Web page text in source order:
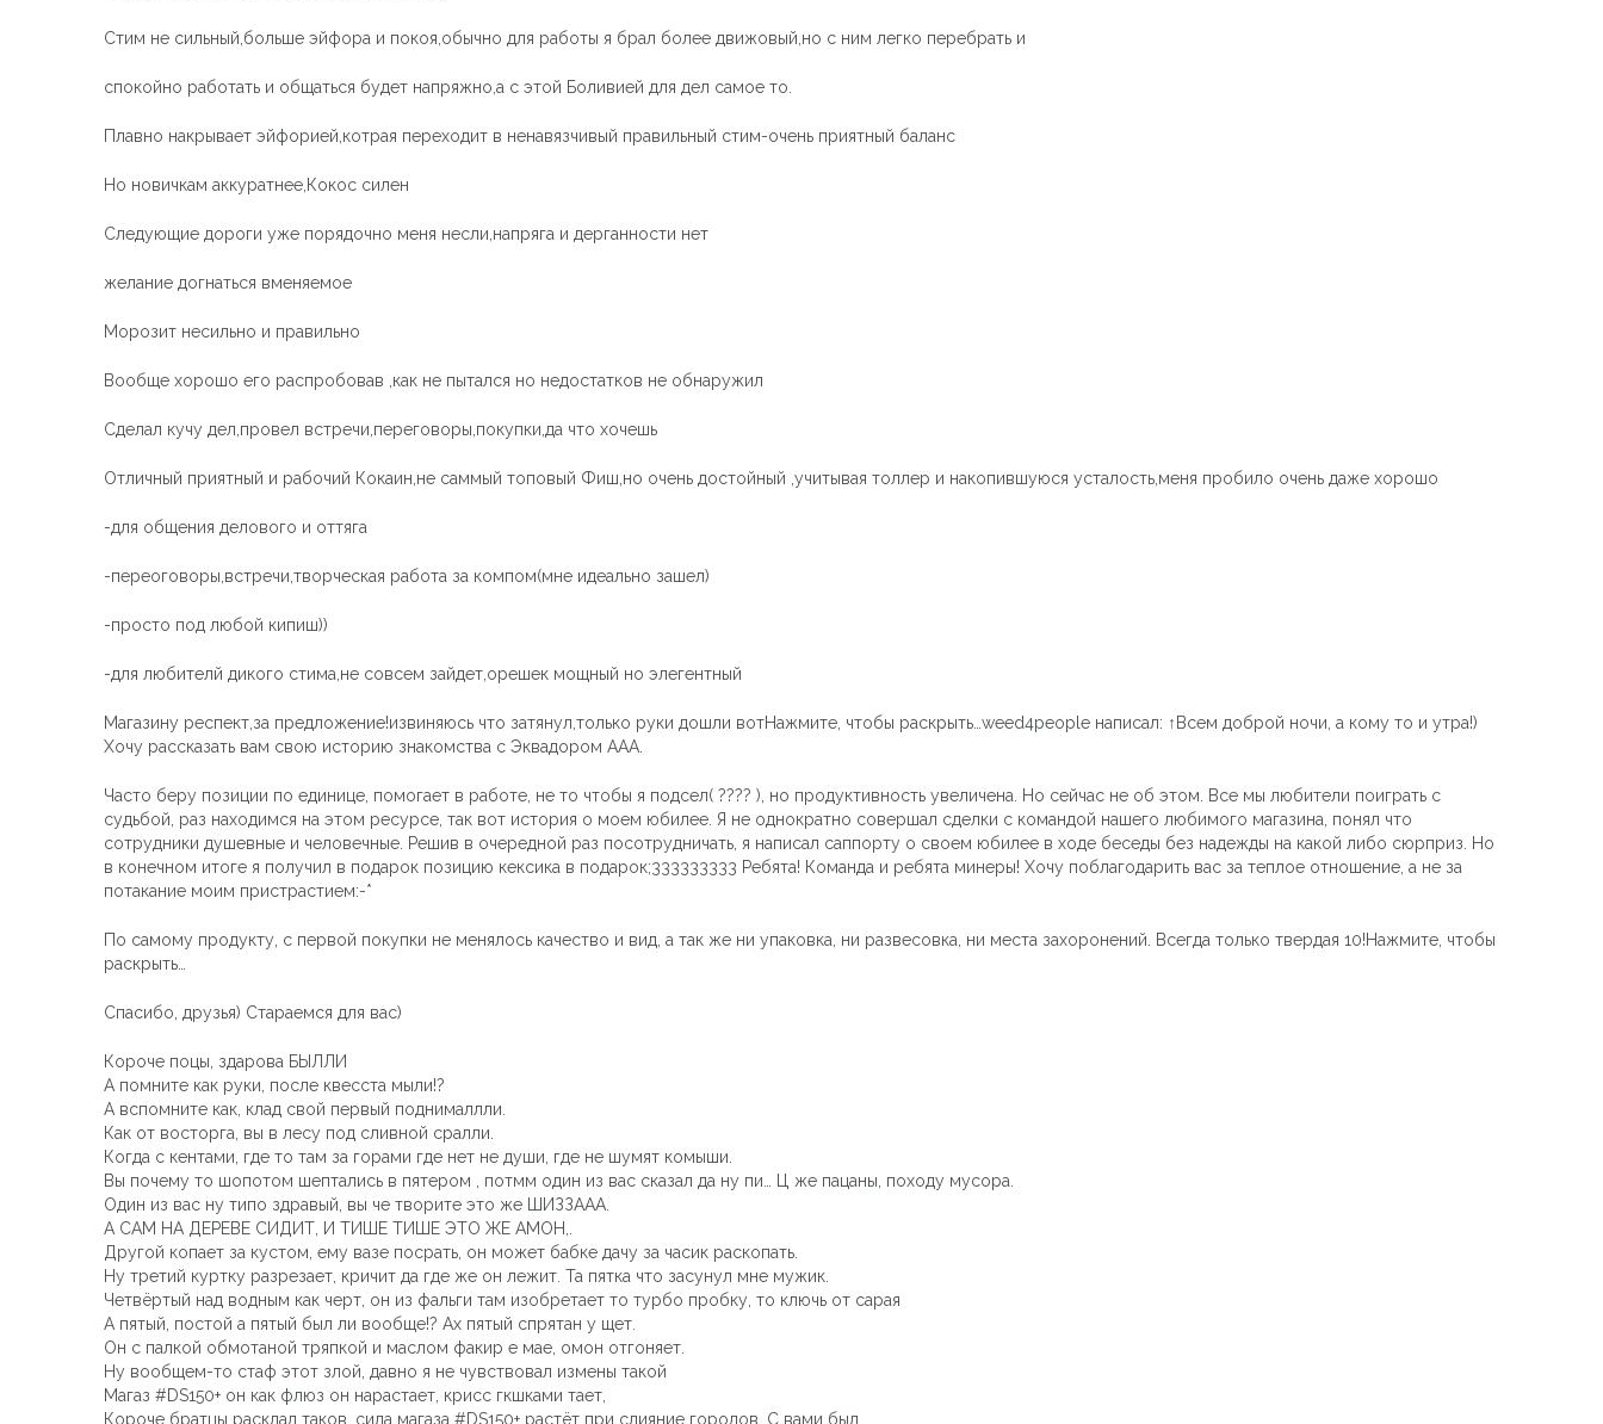
Стим не сильный,больше эйфора и покоя,обычно для работы я брал более движовый,но с ним легко перебрать и
спокойно работать и общаться будет напряжно,а с этой Боливией для дел самое то.
Плавно накрывает эйфорией,котрая переходит в ненавязчивый правильный стим-очень приятный баланс
Но новичкам аккуратнее,Кокос силен
Следующие дороги уже порядочно меня несли,напряга и дерганности нет
желание догнаться вменяемое
Морозит несильно и правильно
Вообще хорошо его распробовав ,как не пытался но недостатков не обнаружил
Сделал кучу дел,провел встречи,переговоры,покупки,да что хочешь
Отличный приятный и рабочий Кокаин,не саммый топовый Фиш,но очень достойный ,учитывая толлер и накопившуюся усталость,меня пробило очень даже хорошо
-для общения делового и оттяга
-переоговоры,встречи,творческая работа за компом(мне идеально зашел)
-просто под любой кипиш))
-для любителй дикого стима,не совсем зайдет,орешек мощный но элегентный
Магазину респект,за предложение!извиняюсь что затянул,только руки дошли вотНажмите, чтобы раскрыть…weed4people написал: ↑Всем доброй ночи, а кому то и утра!)
Хочу рассказать вам свою историю знакомства с Эквадором ААА.
Часто беру позиции по единице, помогает в работе, не то чтобы я подсел( ???? ), но продуктивность увеличена. Но сейчас не об этом. Все мы любители поиграть с
судьбой, раз находимся на этом ресурсе, так вот история о моем юбилее. Я не однократно совершал сделки с командой нашего любимого магазина, понял что
сотрудники душевные и человечные. Решив в очередной раз посотрудничать, я написал саппорту о своем юбилее в ходе беседы без надежды на какой либо сюрприз. Но
в конечном итоге я получил в подарок позицию кексика в подарок;333333333 Ребята! Команда и ребята минеры! Хочу поблагодарить вас за теплое отношение, а не за
потакание моим пристрастием:-*
По самому продукту, с первой покупки не менялось качество и вид, а так же ни упаковка, ни развесовка, ни места захоронений. Всегда только твердая 10!Нажмите, чтобы
раскрыть…
Спасибо, друзья) Стараемся для вас)
Короче поцы, здарова БЫЛЛИ
А помните как руки, после квесста мыли!?
А вспомните как, клад свой первый поднималлли.
Как от восторга, вы в лесу под сливной сралли.
Когда с кентами, где то там за горами где нет не души, где не шумят комыши.
Вы почему то шопотом шептались в пятером , потмм один из вас сказал да ну пи… Ц же пацаны, походу мусора.
Один из вас ну типо здравый, вы че творите это же ШИЗЗААА.
А САМ НА ДЕРЕВЕ СИДИТ, И ТИШЕ ТИШЕ ЭТО ЖЕ АМОН,.
Другой копает за кустом, ему вазе посрать, он может бабке дачу за часик раскопать.
Ну третий куртку разрезает, кричит да где же он лежит. Та пятка что засунул мне мужик.
Четвёртый над водным как черт, он из фальги там изобретает то турбо пробку, то ключь от сарая
А пятый, постой а пятый был ли вообще!? Ах пятый спрятан у щет.
Он с палкой обмотаной тряпкой и маслом факир е мае, омон отгоняет.
Ну вообщем-то стаф этот злой, давно я не чувствовал измены такой
Магаз #DS150+ он как флюз он нарастает, крисс гкшками тает,
Короче братцы расклад таков, сила магаза #DS150+ растёт при слияние городов. С вами был